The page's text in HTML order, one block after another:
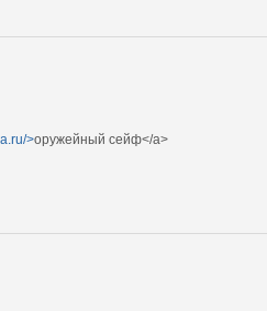
>оружейный сейф</a>